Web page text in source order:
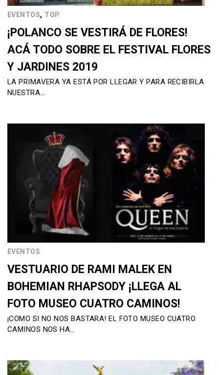
EVENTOS, TOP
¡POLANCO SE VESTIRÁ DE FLORES!
ACÁ TODO SOBRE EL FESTIVAL FLORES
Y JARDINES 2019
LA PRIMAVERA YA ESTÁ POR LLEGAR Y PARA RECIBIRLA
NUESTRA…
EVENTOS
VESTUARIO DE RAMI MALEK EN
BOHEMIAN RHAPSODY ¡LLEGA AL
FOTO MUSEO CUATRO CAMINOS!
¡COMO SI NO NOS BASTARA! EL FOTO MUSEO CUATRO
CAMINOS NOS HA…